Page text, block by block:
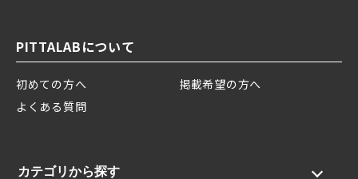
PITTALABについて
初めての方へ
掲載希望の方へ
よくある質問
カテゴリから探す